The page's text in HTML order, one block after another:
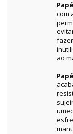
com
ao